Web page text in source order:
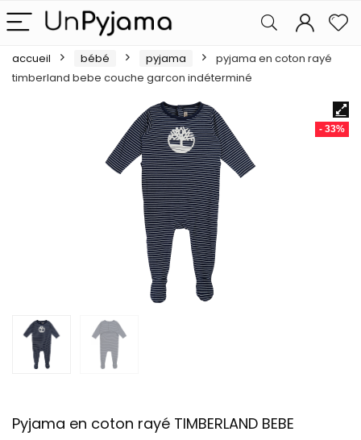
accueil bébé pyjama
pyjama en coton rayé
timberland bebe couche garcon indéterminé
- 33%
Pyjama en coton rayé TIMBERLAND BEBE